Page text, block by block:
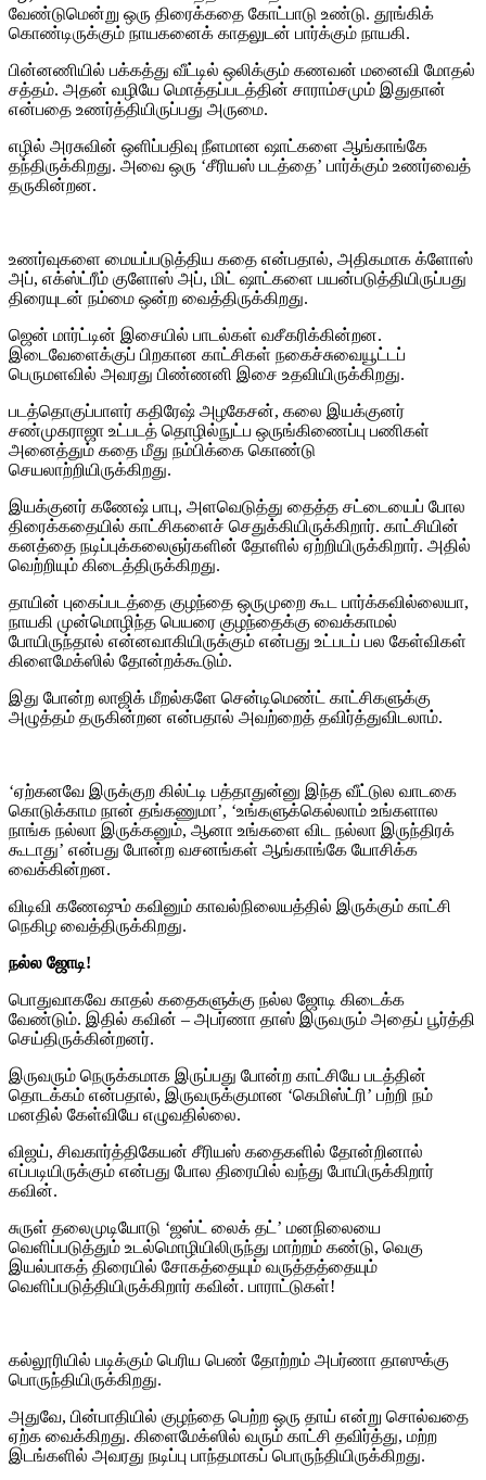
வேண்டுமென்று ஒரு திரைக்கதை கோட்பாடு உண்டு. தூங்கிக்
கொண்டிருக்கும் நாயகனைக் காதலுடன் பார்க்கும் நாயகி.
பின்னணியில் பக்கத்து வீட்டில் ஒலிக்கும் கணவன் மனைவி மோதல்
சத்தம். அதன் வழியே மொத்தப்படத்தின் சாராம்சமும் இதுதான்
என்பதை உணர்த்தியிருப்பது அருமை.
எழில் அரசுவின் ஒளிப்பதிவு நீளமான ஷாட்களை ஆங்காங்கே
தந்திருக்கிறது. அவை ஒரு ‘சீரியஸ் படத்தை’ பார்க்கும் உணர்வைத்
தருகின்றன.
உணர்வுகளை மையப்படுத்திய கதை என்பதால், அதிகமாக க்ளோஸ்
அப், எக்ஸ்ட்ரீம் குளோஸ் அப், மிட் ஷாட்களை பயன்படுத்தியிருப்பது
திரையுடன் நம்மை ஒன்ற வைத்திருக்கிறது.
ஜென் மார்ட்டின் இசையில் பாடல்கள் வசீகரிக்கின்றன.
இடைவேளைக்குப் பிறகான காட்சிகள் நகைச்சுவையூட்டப்
பெருமளவில் அவரது பிண்ணனி இசை உதவியிருக்கிறது.
படத்தொகுப்பாளர் கதிரேஷ் அழகேசன், கலை இயக்குனர்
சண்முகராஜா உட்படத் தொழில்நுட்ப ஒருங்கிணைப்பு பணிகள்
அனைத்தும் கதை மீது நம்பிக்கை கொண்டு
செயலாற்றியிருக்கிறது.
இயக்குனர் கணேஷ் பாபு, அளவெடுத்து தைத்த சட்டையைப் போல
திரைக்கதையில் காட்சிகளைச் செதுக்கியிருக்கிறார். காட்சியின்
கனத்தை நடிப்புக்கலைஞர்களின் தோளில் ஏற்றியிருக்கிறார். அதில்
வெற்றியும் கிடைத்திருக்கிறது.
தாயின் புகைப்படத்தை குழந்தை ஒருமுறை கூட பார்க்கவில்லையா,
நாயகி முன்மொழிந்த பெயரை குழந்தைக்கு வைக்காமல்
போயிருந்தால் என்னவாகியிருக்கும் என்பது உட்படப் பல கேள்விகள்
கிளைமேக்ஸில் தோன்றக்கூடும்.
இது போன்ற லாஜிக் மீறல்களே சென்டிமெண்ட் காட்சிகளுக்கு
அழுத்தம் தருகின்றன என்பதால் அவற்றைத் தவிர்த்துவிடலாம்.
‘ஏற்கனவே இருக்குற கில்ட்டி பத்தாதுன்னு இந்த வீட்டுல வாடகை
கொடுக்காம நான் தங்கணுமா’, ‘உங்களுக்கெல்லாம் உங்களால
நாங்க நல்லா இருக்கனும், ஆனா உங்களை விட நல்லா இருந்திரக்
கூடாது’ என்பது போன்ற வசனங்கள் ஆங்காங்கே யோசிக்க
வைக்கின்றன.
விடிவி கணேஷும் கவினும் காவல்நிலையத்தில் இருக்கும் காட்சி
நெகிழ வைத்திருக்கிறது.
நல்ல ஜோடி!
பொதுவாகவே காதல் கதைகளுக்கு நல்ல ஜோடி கிடைக்க
வேண்டும். இதில் கவின் – அபர்ணா தாஸ் இருவரும் அதைப் பூர்த்தி
செய்திருக்கின்றனர்.
இருவரும் நெருக்கமாக இருப்பது போன்ற காட்சியே படத்தின்
தொடக்கம் என்பதால், இருவருக்குமான ‘கெமிஸ்ட்ரி’ பற்றி நம்
மனதில் கேள்வியே எழுவதில்லை.
விஜய், சிவகார்த்திகேயன் சீரியஸ் கதைகளில் தோன்றினால்
எப்படியிருக்கும் என்பது போல திரையில் வந்து போயிருக்கிறார்
கவின்.
சுருள் தலைமுடியோடு ‘ஜஸ்ட் லைக் தட்’ மனநிலையை
வெளிப்படுத்தும் உடல்மொழியிலிருந்து மாற்றம் கண்டு, வெகு
இயல்பாகத் திரையில் சோகத்தையும் வருத்தத்தையும்
வெளிப்படுத்தியிருக்கிறார் கவின். பாராட்டுகள்!
கல்லூரியில் படிக்கும் பெரிய பெண் தோற்றம் அபர்ணா தாஸுக்கு
பொருந்தியிருக்கிறது.
அதுவே, பின்பாதியில் குழந்தை பெற்ற ஒரு தாய் என்று சொல்வதை
ஏற்க வைக்கிறது. கிளைமேக்ஸில் வரும் காட்சி தவிர்த்து, மற்ற
இடங்களில் அவரது நடிப்பு பாந்தமாகப் பொருந்தியிருக்கிறது.